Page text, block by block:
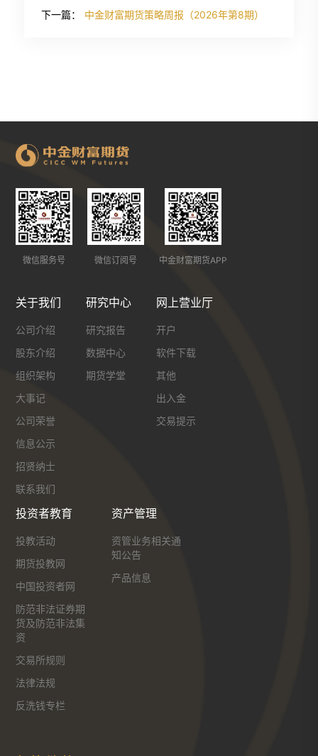
下一篇：
中金财富期货策略周报（2026年第8期）
微信服务号 微信订阅号 中金财富期货APP
关于我们
公司介绍
股东介绍
组织架构
大事记
公司荣誉
信息公示
招贤纳士
联系我们
研究中心
研究报告
数据中心
期货学堂
网上营业厅
开户
软件下载
其他
出入金
交易提示
投资者教育
投教活动
期货投教网
中国投资者网
防范非法证券期
货及防范非法集
资
交易所规则
法律法规
反洗钱专栏
资产管理
资管业务相关通
知公告
产品信息